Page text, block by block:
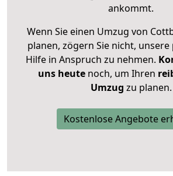
ankommt.
Wenn Sie einen Umzug von
planen, zögern Sie nicht,
Hilfe in Anspruch zu nehmen.
uns heutenoch, um Ihren
Umzug zu planen.
Kostenlose Angebote